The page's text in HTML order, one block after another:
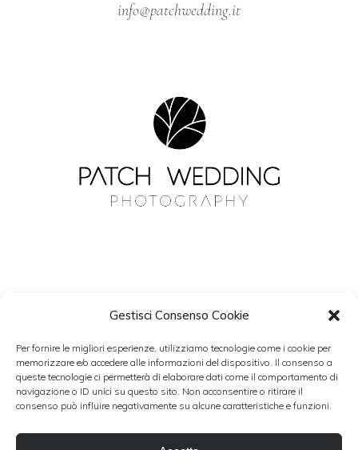
Gestisci Consenso Cookie
Per fornire le migliori esperienze, utilizziamo tecnologie come i cookie per
memorizzare e/o accedere alle informazioni del dispositivo. Il consenso a
queste tecnologie ci permetterà di elaborare dati come il comportamento di
navigazione o ID unici su questo sito. Non acconsentire o ritirare il
consenso può influire negativamente su alcune caratteristiche e funzioni.
info@patchwedding.it
Resta aggiornato con Patch Wedding.